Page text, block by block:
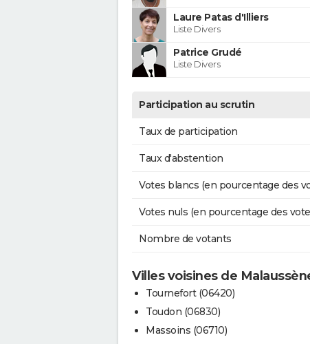
Laure Patas d'Illiers
Liste Divers
Patrice Grudé
Liste Divers
Participation au scrutin
Taux de participation
Taux d'abstention
Votes blancs (en pourcentage des
Votes nuls (en pourcentage des
Nombre de votants
Villes voisines de
Tournefort (06420)
Toudon (06830)
Massoins (06710)